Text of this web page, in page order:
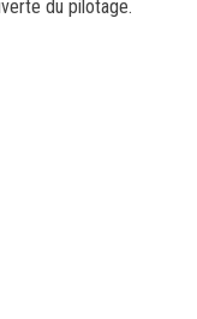
du pilotage.